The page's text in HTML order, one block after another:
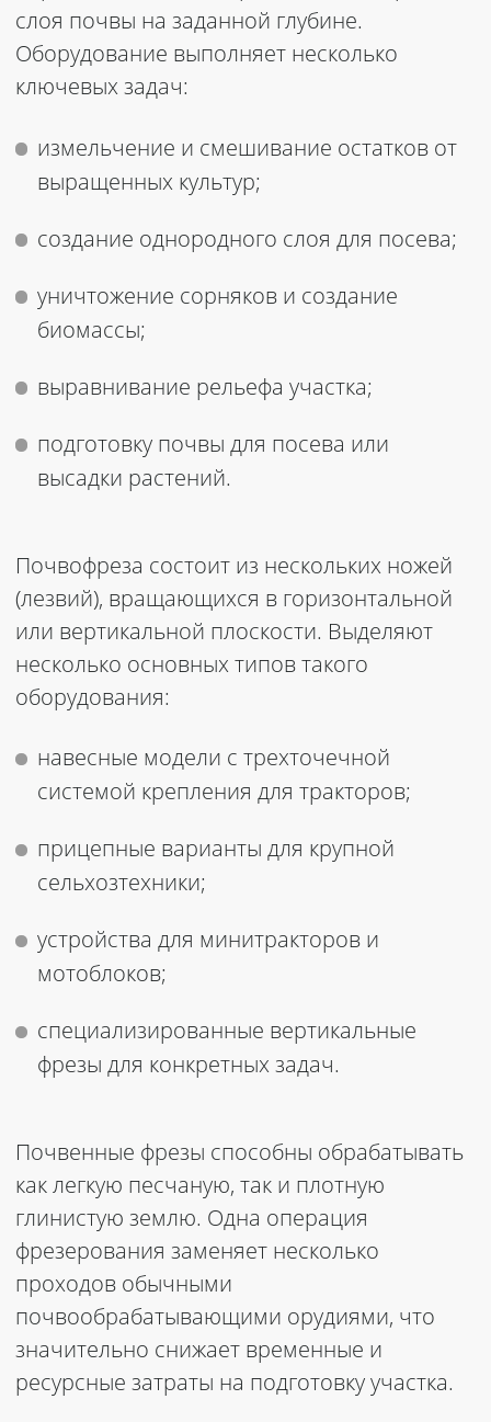
слоя почвы на заданной глубине.
Оборудование выполняет несколько
ключевых задач:
измельчение и смешивание остатков от
выращенных культур;
создание однородного слоя для посева;
уничтожение сорняков и создание
биомассы;
выравнивание рельефа участка;
подготовку почвы для посева или
высадки растений.
Почвофреза состоит из нескольких ножей
(лезвий), вращающихся в горизонтальной
или вертикальной плоскости. Выделяют
несколько основных типов такого
оборудования:
навесные модели с трехточечной
системой крепления для тракторов;
прицепные варианты для крупной
сельхозтехники;
устройства для минитракторов и
мотоблоков;
специализированные вертикальные
фрезы для конкретных задач.
Почвенные фрезы способны обрабатывать
как легкую песчаную, так и плотную
глинистую землю. Одна операция
фрезерования заменяет несколько
проходов обычными
почвообрабатывающими орудиями, что
значительно снижает временные и
ресурсные затраты на подготовку участка.